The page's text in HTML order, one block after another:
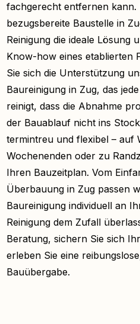
fachgerecht entfernen kann.
bezugsbereite Baustelle in
Reinigung die ideale Lösung
Know-how eines etablierten
Sie sich die Unterstützung
Baureinigung in Zug, das
reinigt, dass die Abnahme
der Bauablauf nicht ins
termintreu und flexibel – auf
Wochenenden oder zu
Ihren Bauzeitplan. Vom
Überbauung in Zug passen
Baureinigung individuell an
Reinigung dem Zufall
Beratung, sichern Sie sich
erleben Sie eine
Bauübergabe.